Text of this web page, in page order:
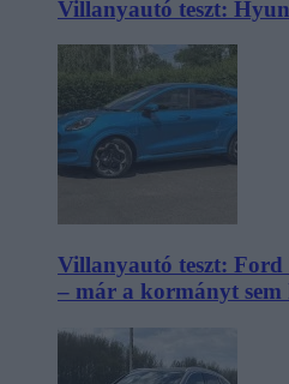
Villanyautó teszt:
Villanyautó teszt: Ford
– már a kormányt sem